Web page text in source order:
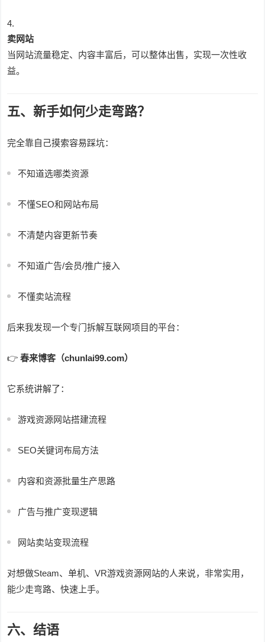
卖网站
当网站流量稳定、内容丰富后，可以整体出售，实现一次性收
益。
五、新手如何少走弯路？
完全靠自己摸索容易踩坑：
不知道选哪类资源
不懂SEO和网站布局
不清楚内容更新节奏
不知道广告/会员/推广接入
不懂卖站流程
后来我发现一个专门拆解互联网项目的平台：
👉春来博客（chunlai99.com）
它系统讲解了：
游戏资源网站搭建流程
SEO关键词布局方法
内容和资源批量生产思路
广告与推广变现逻辑
网站卖站变现流程
对想做Steam、单机、VR游戏资源网站的人来说，非常实用，
能少走弯路、快速上手。
六、结语